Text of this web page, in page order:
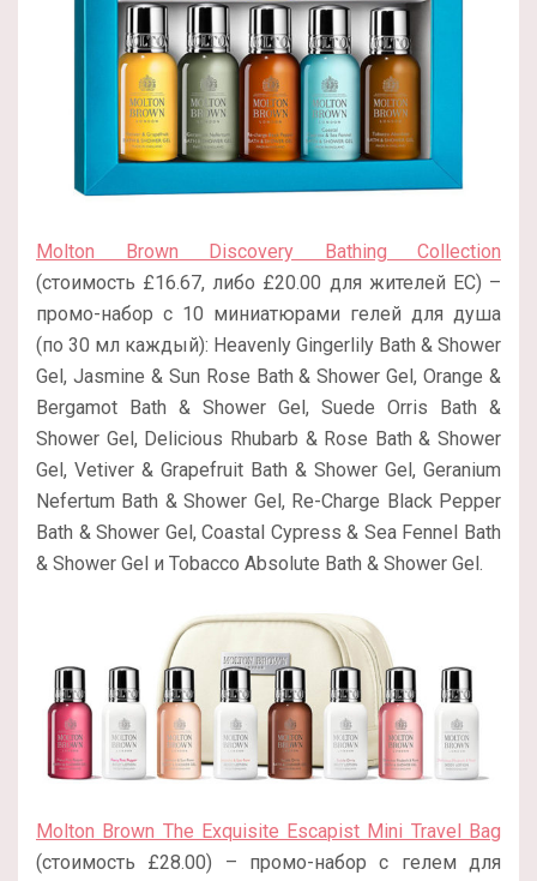
Molton Brown Discovery Bathing Collection
(стоимость £16.67, либо £20.00 для жителей ЕС) –
промо-набор с 10 миниатюрами гелей для душа
(по 30 мл каждый): Heavenly Gingerlily Bath & Shower
Gel, Jasmine & Sun Rose Bath & Shower Gel, Orange &
Bergamot Bath & Shower Gel, Suede Orris Bath &
Shower Gel, Delicious Rhubarb & Rose Bath & Shower
Gel, Vetiver & Grapefruit Bath & Shower Gel, Geranium
Nefertum Bath & Shower Gel, Re-Charge Black Pepper
Bath & Shower Gel, Coastal Cypress & Sea Fennel Bath
& Shower Gel и Tobacco Absolute Bath & Shower Gel.
Molton Brown The Exquisite Escapist Mini Travel Bag
(стоимость £28.00) – промо-набор с гелем для